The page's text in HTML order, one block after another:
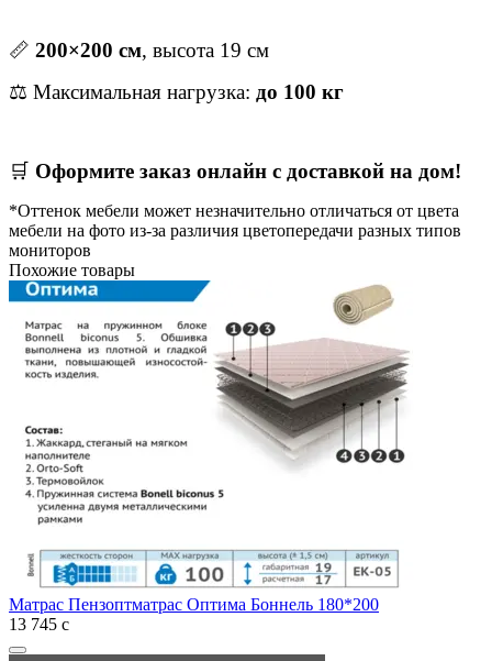
📏 200×200 см, высота 19 см
⚖️ Максимальная нагрузка: до 100 кг
🛒 Оформите заказ онлайн с доставкой на дом!
*Оттенок мебели может незначительно отличаться от цвета
мебели на фото из-за различия цветопередачи разных типов
мониторов
Похожие товары
Матрас Пензоптматрас Оптима Боннель 180*200
13 745 с